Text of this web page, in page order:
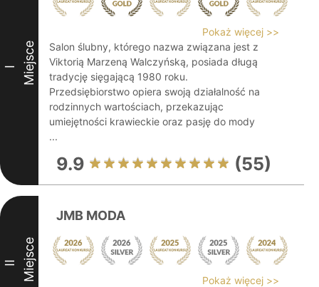
I Miejsce
Pokaż więcej >>
Salon ślubny, którego nazwa związana jest z
Viktorią Marzeną Walczyńską, posiada długą
tradycję sięgającą 1980 roku.
Przedsiębiorstwo opiera swoją działalność na
rodzinnych wartościach, przekazując
umiejętności krawieckie oraz pasję do mody
...
9.9 (55)
II Miejsce
JMB MODA
Pokaż więcej >>